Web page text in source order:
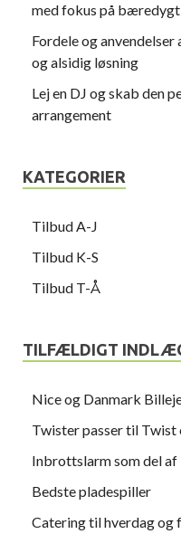
med fokus på
Fordele og
og alsidig løsning
Lej en DJ og skab den
arrangement
KATEGORIER
Tilbud A-J
Tilbud K-S
Tilbud T-Å
TILFÆLDIGT
Nice og Danmark
Twister passer til Twist
Inbrottslarm som del af
Bedste pladespiller
Catering til hverdag og